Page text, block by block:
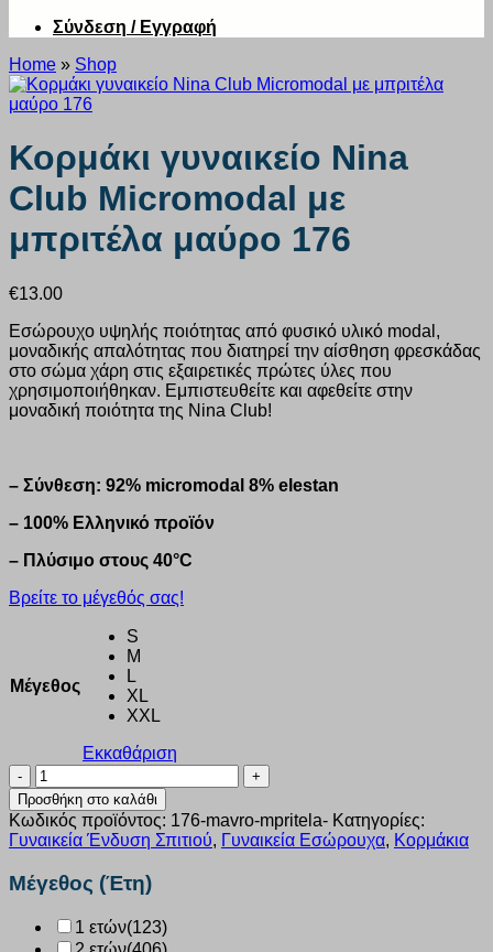
Σύνδεση / Εγγραφή
Home » Shop
Κορμάκι γυναικείο Nina
Club Micromodal με
μπριτέλα μαύρο 176
€13.00
Εσώρουχο υψηλής ποιότητας από φυσικό υλικό modal,
μοναδικής απαλότητας που διατηρεί την αίσθηση φρεσκάδας
στο σώμα χάρη στις εξαιρετικές πρώτες ύλες που
χρησιμοποιήθηκαν. Εμπιστευθείτε και αφεθείτε στην
μοναδική ποιότητα της Nina Club!
– Σύνθεση: 92% micromodal 8% elestan
– 100% Ελληνικό προϊόν
– Πλύσιμο στους 40°C
Βρείτε το μέγεθός σας!
Μέγεθος
S
M
L
XL
XXL
Εκκαθάριση
Κορμάκι
γυναικείο
Nina
Club
Micromodal
μπριτέλα
176
Προσθήκη στο καλάθι
Κωδικός προϊόντος: 176-mavro-mpritela- Κατηγορίες:
Γυναικεία Ένδυση Σπιτιού, Γυναικεία Εσώρουχα, Κορμάκια
Μέγεθος (Έτη)
1 ετών(123)